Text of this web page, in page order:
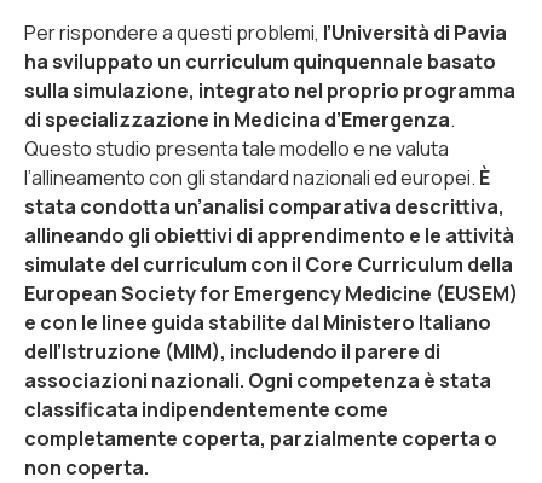
Per rispondere a questi problemi, l’Università di Pavia
ha sviluppato un curriculum quinquennale basato
sulla simulazione, integrato nel proprio programma
di specializzazione in Medicina d’Emergenza.
Questo studio presenta tale modello e ne valuta
l’allineamento con gli standard nazionali ed europei. È
stata condotta un’analisi comparativa descrittiva,
allineando gli obiettivi di apprendimento e le attività
simulate del curriculum con il Core Curriculum della
European Society for Emergency Medicine (EUSEM)
e con le linee guida stabilite dal Ministero Italiano
dell’Istruzione (MIM), includendo il parere di
associazioni nazionali. Ogni competenza è stata
classificata indipendentemente come
completamente coperta, parzialmente coperta o
non coperta.